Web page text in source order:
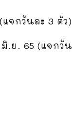
แจกวันละ 3 ตัว)
มิ.ย. 65 (แจกวัน